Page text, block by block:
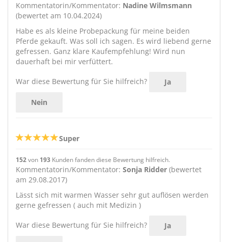
Kommentatorin/Kommentator: Nadine Wilmsmann
(bewertet am 10.04.2024)
Habe es als kleine Probepackung für meine beiden
Pferde gekauft. Was soll ich sagen. Es wird liebend gerne
gefressen. Ganz klare Kaufempfehlung! Wird nun
dauerhaft bei mir verfüttert.
War diese Bewertung für Sie hilfreich? Ja
Nein
Super
152von 193 Kunden fanden diese Bewertung hilfreich.
Kommentatorin/Kommentator: Sonja Ridder (bewertet
am 29.08.2017)
Lässt sich mit warmen Wasser sehr gut auflösen werden
gerne gefressen ( auch mit Medizin )
War diese Bewertung für Sie hilfreich? Ja